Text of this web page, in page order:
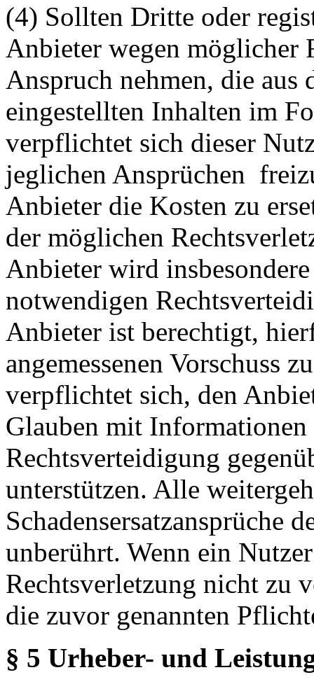
(4) Sollten Dritte oder
Anbieter wegen möglicher
Anspruch nehmen, die aus
eingestellten Inhalten im
verpflichtet sich dieser
jeglichen Ansprüchen
Anbieter die Kosten zu
der möglichen
Anbieter wird
notwendigen
Anbieter ist berechtigt,
angemessenen Vorschuss
verpflichtet sich, den
Glauben mit
Rechtsverteidigung
unterstützen. Alle
Schadensersatzansprüche
unberührt. Wenn ein
Rechtsverletzung nicht zu
die zuvor genannten
§ 5 Urheber- und